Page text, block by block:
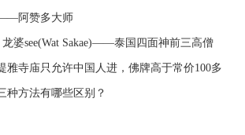
阿赞多大师
婆see(Wat Sakae)——泰国四面神前三高僧
雅寺庙只允许中国人进，佛牌高于常价100多
种方法有哪些区别？